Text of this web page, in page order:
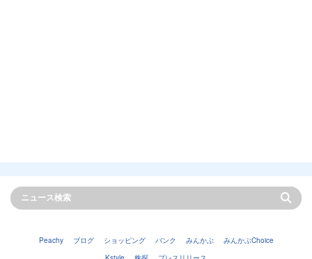
Peachy ブログ ショッピング バンク みんかぶ
みんかぶChoice